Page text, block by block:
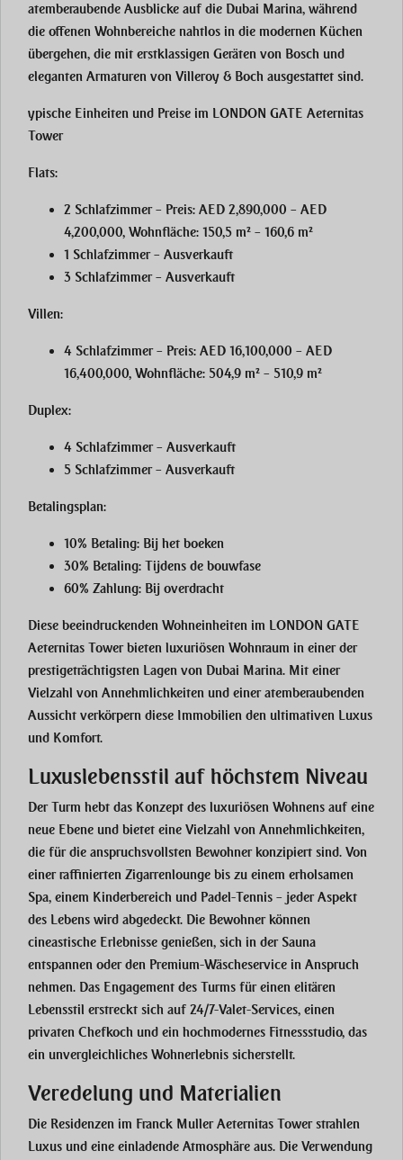
atemberaubende Ausblicke auf die Dubai Marina, während
die offenen Wohnbereiche nahtlos in die modernen Küchen
übergehen, die mit erstklassigen Geräten von Bosch und
eleganten Armaturen von Villeroy & Boch ausgestattet sind.
ypische Einheiten und Preise im LONDON GATE Aeternitas
Tower
Flats:
2 Schlafzimmer– Preis: AED 2,890,000 – AED
4,200,000, Wohnfläche: 150,5 m² – 160,6 m²
1 Schlafzimmer– Ausverkauft
3 Schlafzimmer– Ausverkauft
Villen:
4 Schlafzimmer– Preis: AED 16,100,000 – AED
16,400,000, Wohnfläche: 504,9 m² – 510,9 m²
Duplex:
4 Schlafzimmer– Ausverkauft
5 Schlafzimmer– Ausverkauft
Betalingsplan:
10% Betaling: Bij het boeken
30% Betaling: Tijdens de bouwfase
60% Zahlung: Bij overdracht
Diese beeindruckenden Wohneinheiten im LONDON GATE
Aeternitas Tower bieten luxuriösen Wohnraum in einer der
prestigeträchtigsten Lagen von Dubai Marina. Mit einer
Vielzahl von Annehmlichkeiten und einer atemberaubenden
Aussicht verkörpern diese Immobilien den ultimativen Luxus
und Komfort.
Luxuslebensstil auf höchstem Niveau
Der Turm hebt das Konzept des luxuriösen Wohnens auf eine
neue Ebene und bietet eine Vielzahl von Annehmlichkeiten,
die für die anspruchsvollsten Bewohner konzipiert sind. Von
einer raffinierten Zigarrenlounge bis zu einem erholsamen
Spa, einem Kinderbereich und Padel-Tennis – jeder Aspekt
des Lebens wird abgedeckt. Die Bewohner können
cineastische Erlebnisse genießen, sich in der Sauna
entspannen oder den Premium-Wäscheservice in Anspruch
nehmen. Das Engagement des Turms für einen elitären
Lebensstil erstreckt sich auf 24/7-Valet-Services, einen
privaten Chefkoch und ein hochmodernes Fitnessstudio, das
ein unvergleichliches Wohnerlebnis sicherstellt.
Veredelung und Materialien
Die Residenzen im Franck Muller Aeternitas Tower strahlen
Luxus und eine einladende Atmosphäre aus. Die Verwendung